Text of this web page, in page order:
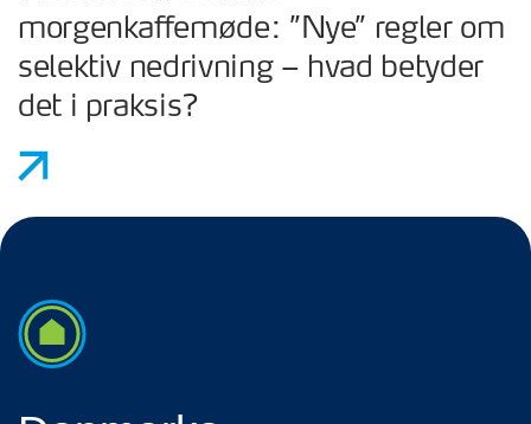
morgenkaffemøde: ”Nye” regler om
selektiv nedrivning – hvad betyder
det i praksis?